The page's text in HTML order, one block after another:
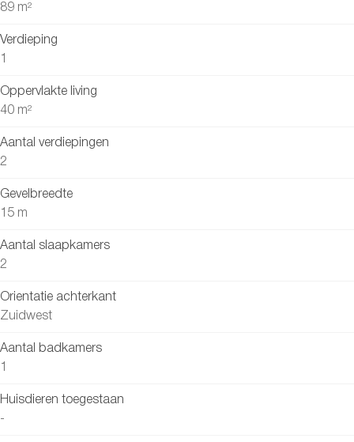
89 m²
Verdieping
Oppervlakte living
40 m²
Aantal verdiepingen
2
Gevelbreedte
15 m
Aantal slaapkamers
2
Orientatie achterkant
Zuidwest
Aantal badkamers
Huisdieren toegestaan
-